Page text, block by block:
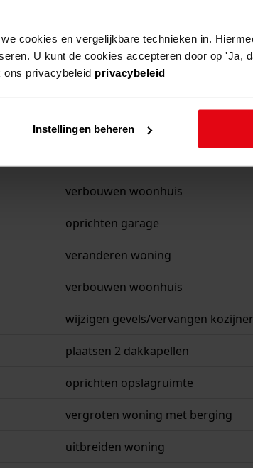
cookies en vergelijkbare technieken in.
U kunt de cookies accepteren door op 'Ja,
ons privacybeleid privacybeleid
Instellingen beheren
verbouwen woonhuis
verbouwen woonhuis
oprichten garage
veranderen woning
verbouwen woonhuis
wijzigen gevels/vervangen
plaatsen 2 dakkapellen
oprichten opslagruimte
vergroten woning met berging
uitbreiden woning